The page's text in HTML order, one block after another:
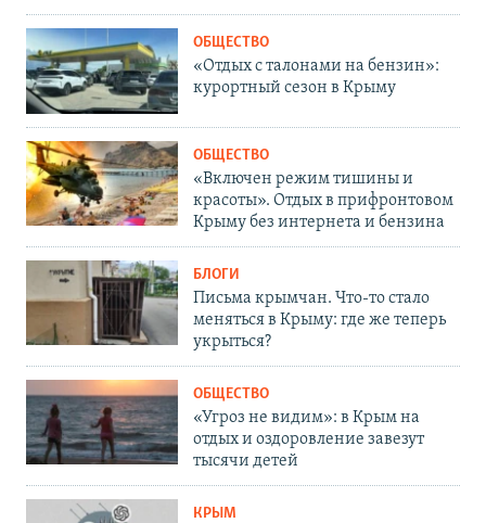
ОБЩЕСТВО
«Отдых с талонами на бензин»:
курортный сезон в Крыму
ОБЩЕСТВО
«Включен режим тишины и
красоты». Отдых в прифронтовом
Крыму без интернета и бензина
БЛОГИ
Письма крымчан. Что-то стало
меняться в Крыму: где же теперь
укрыться?
ОБЩЕСТВО
«Угроз не видим»: в Крым на
отдых и оздоровление завезут
тысячи детей
КРЫМ